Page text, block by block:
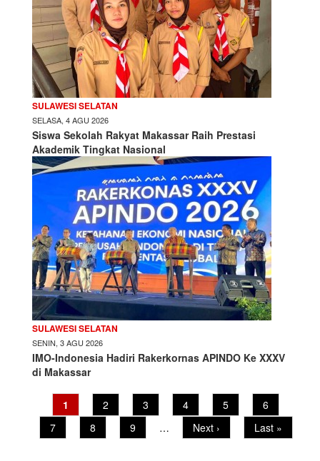
SULAWESI SELATAN
SELASA, 4 AGU 2026
Siswa Sekolah Rakyat Makassar Raih Prestasi
Akademik Tingkat Nasional
SULAWESI SELATAN
SENIN, 3 AGU 2026
IMO-Indonesia Hadiri Rakerkornas APINDO Ke XXXV
di Makassar
PaginationCurrent
page
1 Page
2 Page
3 Page
4 Page
5 Page
6
Page
7 Page
8 Page
9 …
Next
page
Next ›
Last
page
Last »